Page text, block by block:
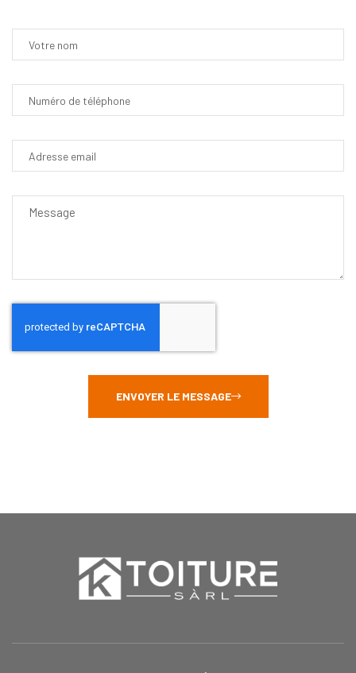
ENVOYER LE MESSAGE